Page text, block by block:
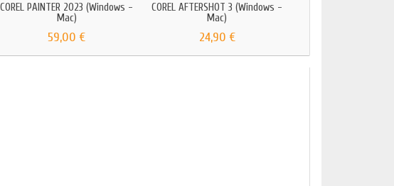
COREL PAINTER 2023 (Windows -
Mac)
59,00 €
COREL AFTERSHOT 3 (Windows -
Mac)
24,90 €